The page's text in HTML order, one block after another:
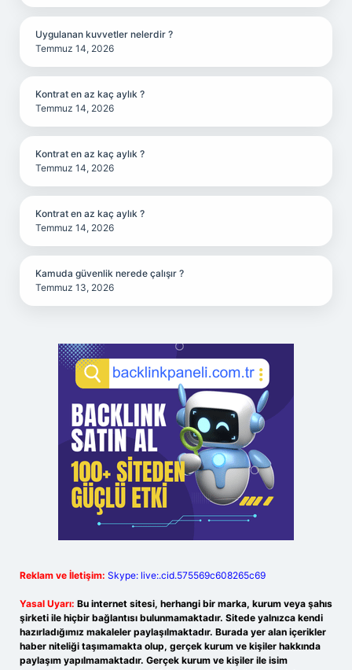
Uygulanan kuvvetler nelerdir ?
Temmuz 14, 2026
Kontrat en az kaç aylık ?
Temmuz 14, 2026
Kontrat en az kaç aylık ?
Temmuz 14, 2026
Kontrat en az kaç aylık ?
Temmuz 14, 2026
Kamuda güvenlik nerede çalışır ?
Temmuz 13, 2026
Reklam ve İletişim: Skype: live:.cid.575569c608265c69
Yasal Uyarı: Bu internet sitesi, herhangi bir marka, kurum veya şahıs
şirketi ile hiçbir bağlantısı bulunmamaktadır. Sitede yalnızca kendi
hazırladığımız makaleler paylaşılmaktadır. Burada yer alan içerikler
haber niteliği taşımamakta olup, gerçek kurum ve kişiler hakkında
paylaşım yapılmamaktadır. Gerçek kurum ve kişiler ile isim